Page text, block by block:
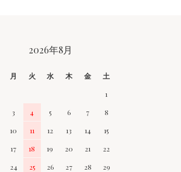
2026年8月
月 火 水 木 金
土
1
3 4 5 6 7
8
10 11 12 13 14
15
17 18 19 20 21
22
24 25 26 27 28
29